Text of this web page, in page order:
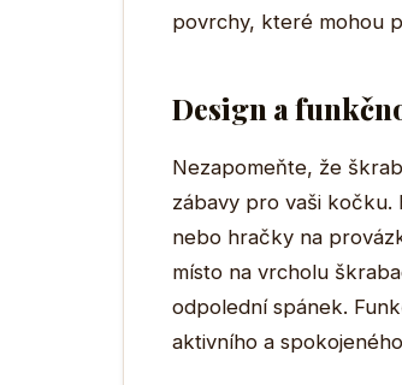
povrchy, které mohou
Design a
Nezapomeňte, že
zábavy pro vaši
nebo hračky na
místo na vrcholu
odpolední spánek.
aktivního a